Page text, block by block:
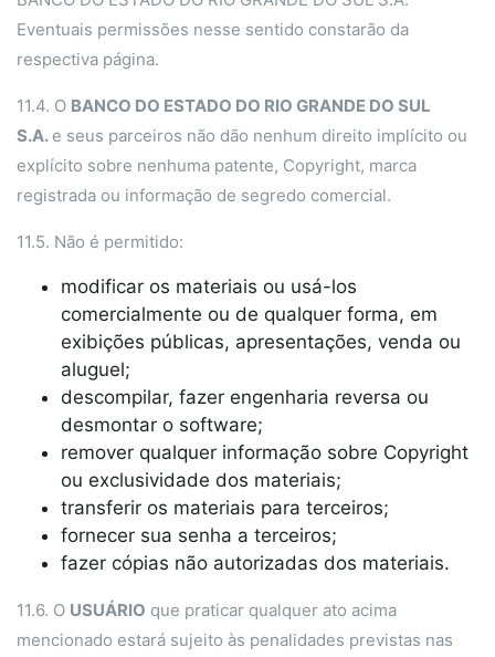
Eventuais permissões nesse sentido constarão da
respectiva página.
11.4. O BANCO DO ESTADO DO RIO GRANDE DO SUL
S.A. e seus parceiros não dão nenhum direito implícito ou
explícito sobre nenhuma patente, Copyright, marca
registrada ou informação de segredo comercial.
11.5. Não é permitido:
modificar os materiais ou usá-los
comercialmente ou de qualquer forma, em
exibições públicas, apresentações, venda ou
aluguel;
descompilar, fazer engenharia reversa ou
desmontar o software;
remover qualquer informação sobre Copyright
ou exclusividade dos materiais;
transferir os materiais para terceiros;
fornecer sua senha a terceiros;
fazer cópias não autorizadas dos materiais.
11.6. O USUÁRIO que praticar qualquer ato acima
mencionado estará sujeito às penalidades previstas nas